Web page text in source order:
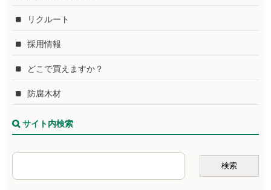
リクルート
採用情報
どこで買えますか？
防腐木材
サイト内検索